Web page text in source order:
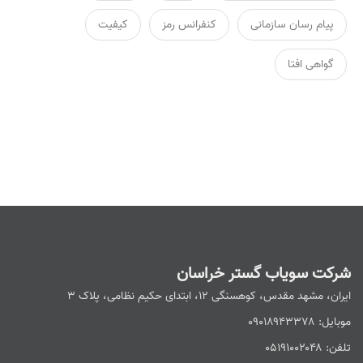
پیام رسان سازمانی کنفرانس رمز کیفیت
گواهی افتا
شرکت سویاب گستر خراسان
ایران، مشهد مقدس، کوهسنگی ۱۲، ابتدای حکیم نظامی، پلاک ۳
موبایل: ۰۹۰۱۸۹۴۳۳۷۸
تلفن: ۰۵۱۹۱۰۰۲۰۴۸